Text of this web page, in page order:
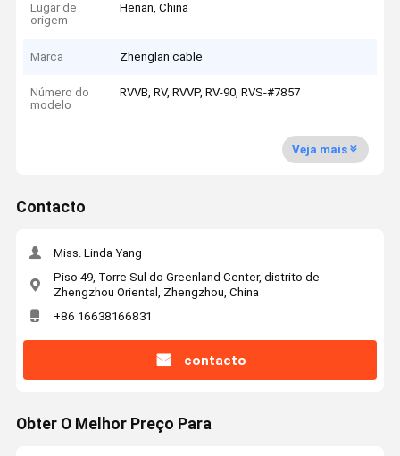
Lugar de
origem
Henan, China
Marca Zhenglan cable
Número do
modelo
RVVB, RV, RVVP, RV-90, RVS-#7857
Veja mais
Contacto
Miss. Linda Yang
Piso 49, Torre Sul do Greenland Center, distrito de
Zhengzhou Oriental, Zhengzhou, China
+86 16638166831
contacto
Obter O Melhor Preço Para